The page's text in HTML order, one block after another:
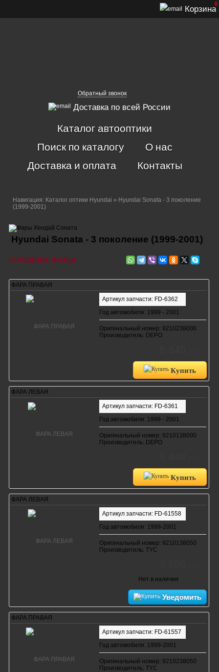
Обратный звонок
Доставка по всей России
Корзина
0
Каталог автооптики
Поиск по каталогу
О нас
Доставка и оплата
Контакты
Навигация: Каталог оптики Hyundai » Hyundai Sonata - 3 поколение
(1999-2001)
Hyundai Sonata - 3 поколение (1999-2001)
ПЕРЕДНИЕ ФАРЫ
ФАРА ПРАВАЯ
Артикул запчасти: FD-6362
Год автомобиля: 1999 - 2001
Оригинальный номер: 9210238000
Производитель: DEPO
Купить
ФАРА ЛЕВАЯ
Артикул запчасти: FD-6361
Год автомобиля: 1999 - 2001
Оригинальный номер: 9210138000
Производитель: DEPO
Купить
ФАРА ЛЕВАЯ
Артикул запчасти: FD-61558
Год автомобиля: 1999-2001
Оригинальный номер: 9210138050
Производитель: TYC
Нет в наличии
Уведомить
ФАРА ПРАВАЯ
Артикул запчасти: FD-61557
Год автомобиля: 1999-2001
Оригинальный номер: 9210238050
Производитель: TYC